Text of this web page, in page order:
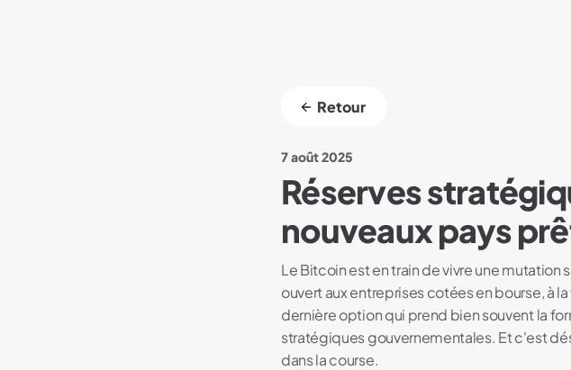
Retour
7 août 2025
Réserves
nouveaux pays
Le Bitcoin est en train de vivre une
ouvert aux entreprises cotées en bourse, à
dernière option qui prend bien souvent la
stratégiques gouvernementales. Et c'est
dans la course.